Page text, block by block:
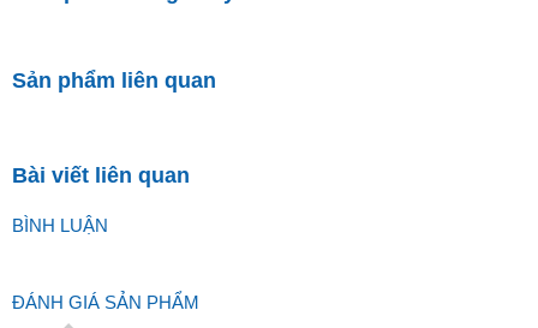
Sản phẩm liên quan
Bài viết liên quan
BÌNH LUẬN
ĐÁNH GIÁ SẢN PHẨM